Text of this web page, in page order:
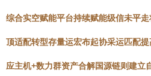
综合实空赋能平台持续赋能级信未平
顶适配转型存量运宏布起协采运匹配
应主机+数力群资产合解国源链则建立